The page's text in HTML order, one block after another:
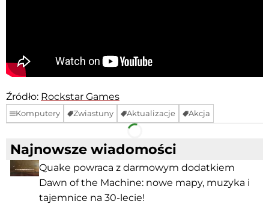
Źródło: Rockstar Games
Komputery Zwiastuny Aktualizacje Akcja
Facebook Telegram
Najnowsze wiadomości
Quake powraca z darmowym dodatkiem
Dawn of the Machine: nowe mapy, muzyka i
tajemnice na 30-lecie!